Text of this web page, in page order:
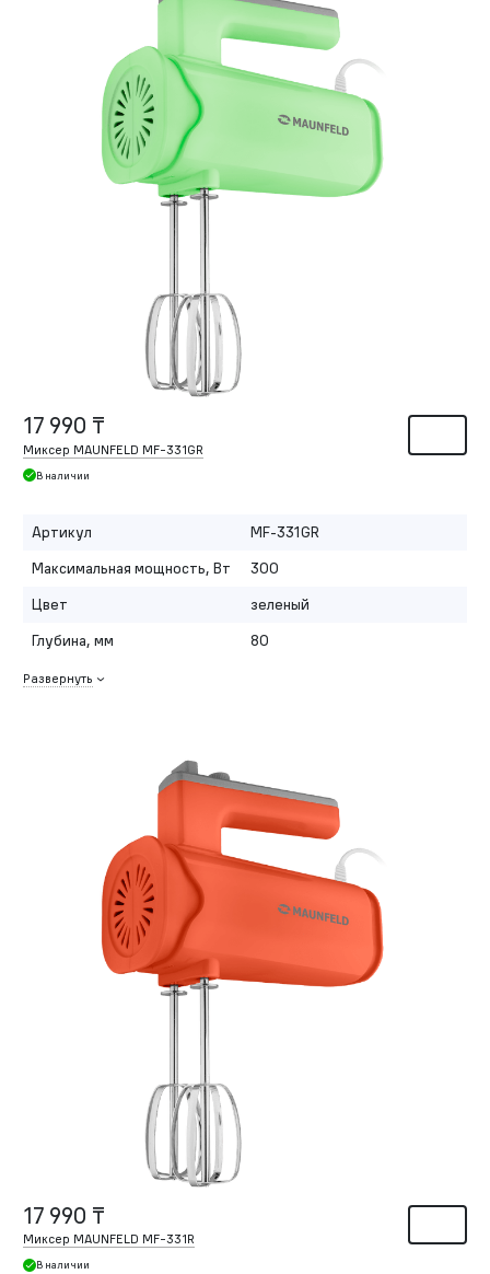
17 990 ₸
Миксер MAUNFELD MF-331GR
В наличии
Артикул
MF-331GR
Максимальная мощность, Вт
300
Цвет
зеленый
Глубина, мм
80
Развернуть
17 990 ₸
Миксер MAUNFELD MF-331R
В наличии